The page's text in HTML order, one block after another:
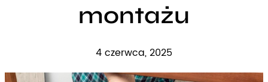
montażu
4 czerwca, 2025